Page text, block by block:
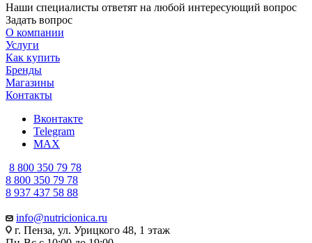
Наши специалисты ответят на любой интересующий вопрос
Задать вопрос
О компании
Услуги
Как купить
Бренды
Магазины
Контакты
Вконтакте
Telegram
MAX
8 800 350 79 78
8 800 350 79 78
8 937 437 58 88
info@nutricionica.ru
г. Пенза, ул. Урицкого 48, 1 этаж